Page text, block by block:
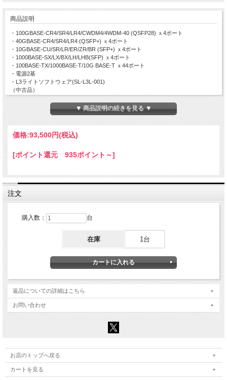
商品説明
・100GBASE-CR4/SR4/LR4/CWDM4/4WDM-40 (QSFP28) ｘ4ポート
・40GBASE-CR4/SR4/LR4 (QSFP+) ｘ4ポート
・10GBASE-CU/SR/LR/ER/ZR/BR (SFP+) ｘ4ポート
・1000BASE-SX/LX/BX/LH/LHB(SFP) ｘ4ポート
・100BASE-TX/1000BASE-T/10G BASE-T ｘ44ポート
・電源2基
・L3ライトソフトウェア(SL-L3L-001)
（中古品）
▼ 商品説明の続きを見る ▼
価格:93,500円(税込)
[ポイント還元 935ポイント～]
注文
購入数： 台
在庫 1台
返品についての詳細はこちら
お問い合わせ
お店のトップへ戻る
カートを見る